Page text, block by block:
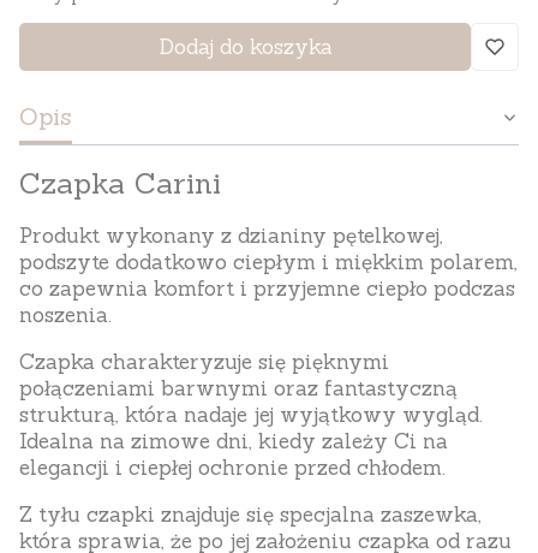
Dodaj do koszyka
Opis
Czapka Carini
Produkt wykonany z dzianiny pętelkowej,
podszyte dodatkowo ciepłym i miękkim polarem,
co zapewnia komfort i przyjemne ciepło podczas
noszenia.
Czapka charakteryzuje się pięknymi
połączeniami barwnymi oraz fantastyczną
strukturą, która nadaje jej wyjątkowy wygląd.
Idealna na zimowe dni, kiedy zależy Ci na
elegancji i ciepłej ochronie przed chłodem.
Z tyłu czapki znajduje się specjalna zaszewka,
która sprawia, że po jej założeniu czapka od razu